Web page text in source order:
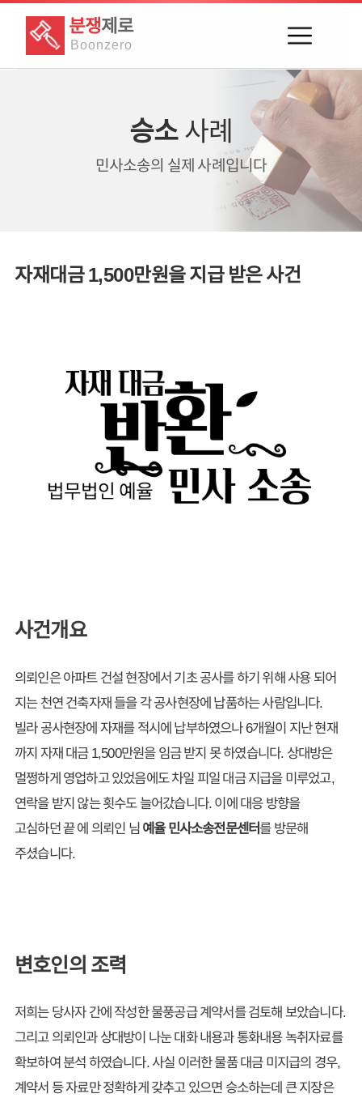
분쟁제로
Boonzero
승소사례
민사소송의 실제 사례입니다
자재대금 1,500만원을 지급 받은 사건
사건개요
의뢰인은 아파트 건설 현장에서 기초 공사를 하기 위해 사용 되어
지는 천연 건축자재 들을 각 공사현장에 납품하는 사람입니다.
빌라 공사현장에 자재를 적시에 납부하였으나 6개월이 지난 현재
까지 자재 대금 1,500만원을 임금 받지 못 하였습니다. 상대방은
멀쩡하게 영업하고 있었음에도 차일 피일 대금 지급을 미루었고,
연락을 받지 않는 횟수도 늘어갔습니다. 이에 대응 방향을
고심하던 끝 에 의뢰인 님예율 민사소송전문센터를 방문해
주셨습니다.
변호인의 조력
저희는 당사자 간에 작성한 물풍공급 계약서를 검토해 보았습니다.
그리고 의뢰인과 상대방이 나눈 대화 내용과 통화내용 녹취자료를
확보하여 분석 하였습니다. 사실 이러한 물품 대금 미지급의 경우,
계약서 등 자료만 정확하게 갖추고 있으면 승소하는데 큰 지장은